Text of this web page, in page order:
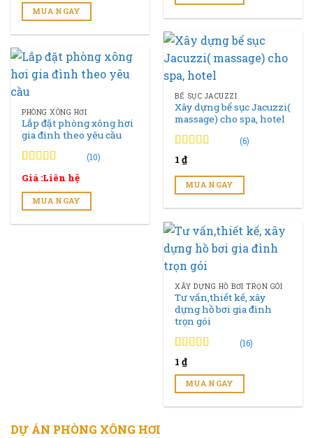
MUA NGAY
đánh
BỂ SỤC JACUZZI
Xây dựng bể sục Jacuzzi(
massage) cho spa, hotel
4.83
6
đánh giá
(6)
1₫
MUA NGAY
PHÒNG XÔNG HƠI
Lắp đặt phòng xông hơi
gia đình theo yêu cầu
4.90 trên 5
10
đánh giá
(10)
Giá :Liên hệ
MUA NGAY
XÂY DỰNG HỒ BƠI TRỌN GÓI
Tư vấn,thiết kế, xây
dựng hồ bơi gia đình
trọn gói
4.94
16
đánh giá
(16)
1₫
MUA NGAY
DỰ ÁN PHÒNG XÔNG HƠI